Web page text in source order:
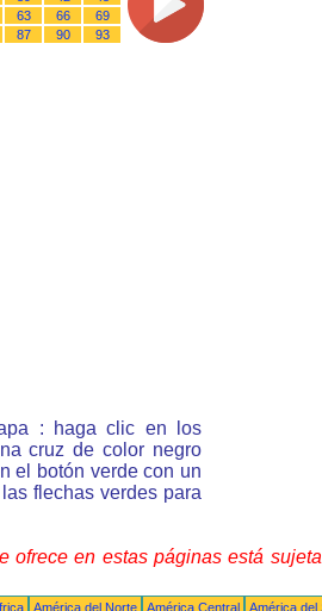
63 66
69
87 90 93
: haga clic en los
cruz de color negro
el botón verde con un
flechas verdes para
ofrece en estas páginas está
América del Norte América Central
América del